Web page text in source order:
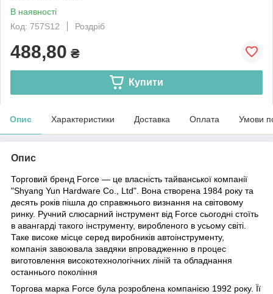
В наявності
Код: 757S12
Роздріб
488,80 ₴
Купити
Опис Характеристики Доставка Оплата Умови
Опис
Торговий бренд Force — це власність тайванської компанії
"Shyang Yun Hardware Co., Ltd". Вона створена 1984 року та
десять років пішла до справжнього визнання на світовому
ринку. Ручний слюсарний інструмент від Force сьогодні стоїть
в авангарді такого інструменту, виробленого в усьому світі.
Таке високе місце серед виробників автоінструменту,
компанія завоювала завдяки впровадженню в процес
виготовлення високотехнологічних ліній та обладнання
останнього покоління
Торгова марка Force була розроблена компанією 1992 року. Її